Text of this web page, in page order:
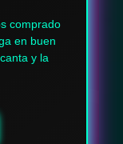
comprado
en buen
y la